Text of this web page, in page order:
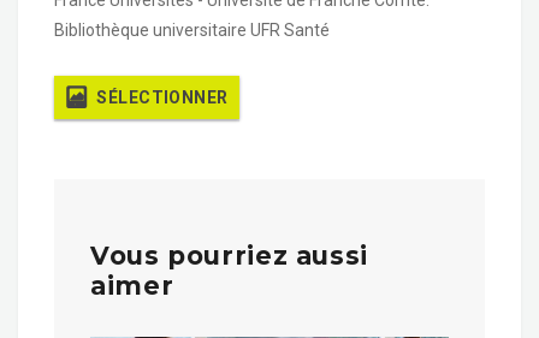
Bibliothèque universitaire UFR Santé
SÉLECTIONNER
Vous pourriez aussi
aimer